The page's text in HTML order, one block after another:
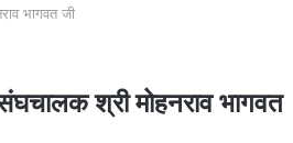
भागवत जी
श्री मोहनराव भागवत